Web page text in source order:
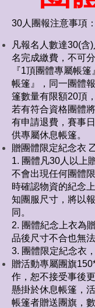
30人團報注意事項：
凡報名人數達30(含
名完成繳費，不可
『1頂團體專屬帳
帳篷』，同一團體
篷數量有限額20頂
若有符合資格團體
有申請退費，賽事
供專屬休息帳篷。
贈團體限定紀念衣
1. 團體凡30人以上
不會出現任何團體
時確認物資的紀念
知團服尺寸，將以
同。
2. 團體紀念上衣為
品後尺寸不合也無法
3. 團體限定紀念衣
贈活動專屬團旗
作，恕不接受事後
懸掛於休息帳篷，
帳篷者贈送團旗，